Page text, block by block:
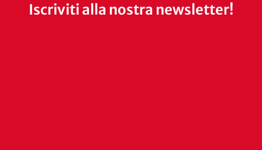
Iscriviti alla nostra newsletter!